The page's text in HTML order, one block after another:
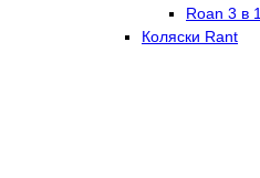
Roan 3 в 1
Коляски Rant